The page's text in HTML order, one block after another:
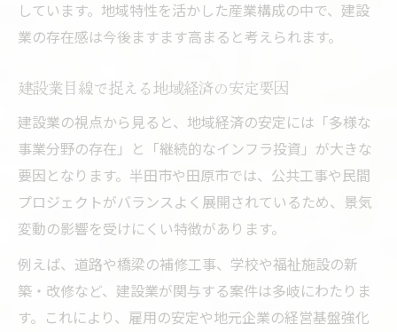
しています。地域特性を活かした産業構成の中で、建設
業の存在感は今後ますます高まると考えられます。
建設業目線で捉える地域経済の安定要因
建設業の視点から見ると、地域経済の安定には「多様な
事業分野の存在」と「継続的なインフラ投資」が大きな
要因となります。半田市や田原市では、公共工事や民間
プロジェクトがバランスよく展開されているため、景気
変動の影響を受けにくい特徴があります。
例えば、道路や橋梁の補修工事、学校や福祉施設の新
築・改修など、建設業が関与する案件は多岐にわたりま
す。これにより、雇用の安定や地元企業の経営基盤強化